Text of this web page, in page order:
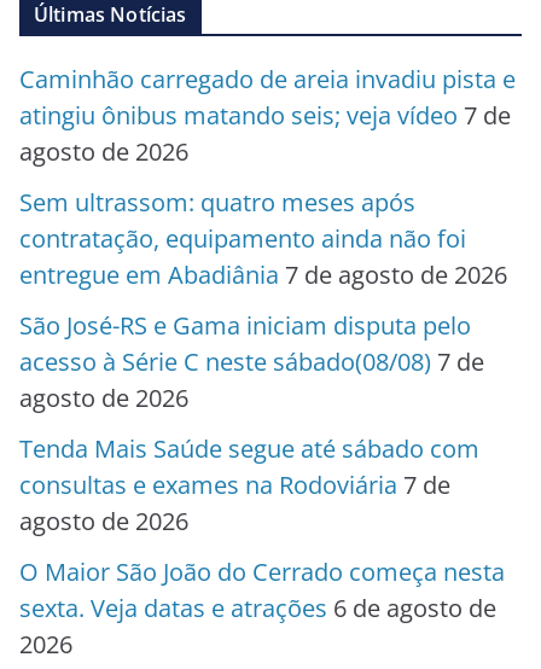
Últimas Notícias
Caminhão carregado de areia invadiu pista e
atingiu ônibus matando seis; veja vídeo 7 de
agosto de 2026
Sem ultrassom: quatro meses após
contratação, equipamento ainda não foi
entregue em Abadiânia 7 de agosto de 2026
São José-RS e Gama iniciam disputa pelo
acesso à Série C neste sábado(08/08) 7 de
agosto de 2026
Tenda Mais Saúde segue até sábado com
consultas e exames na Rodoviária 7 de
agosto de 2026
O Maior São João do Cerrado começa nesta
sexta. Veja datas e atrações 6 de agosto de
2026